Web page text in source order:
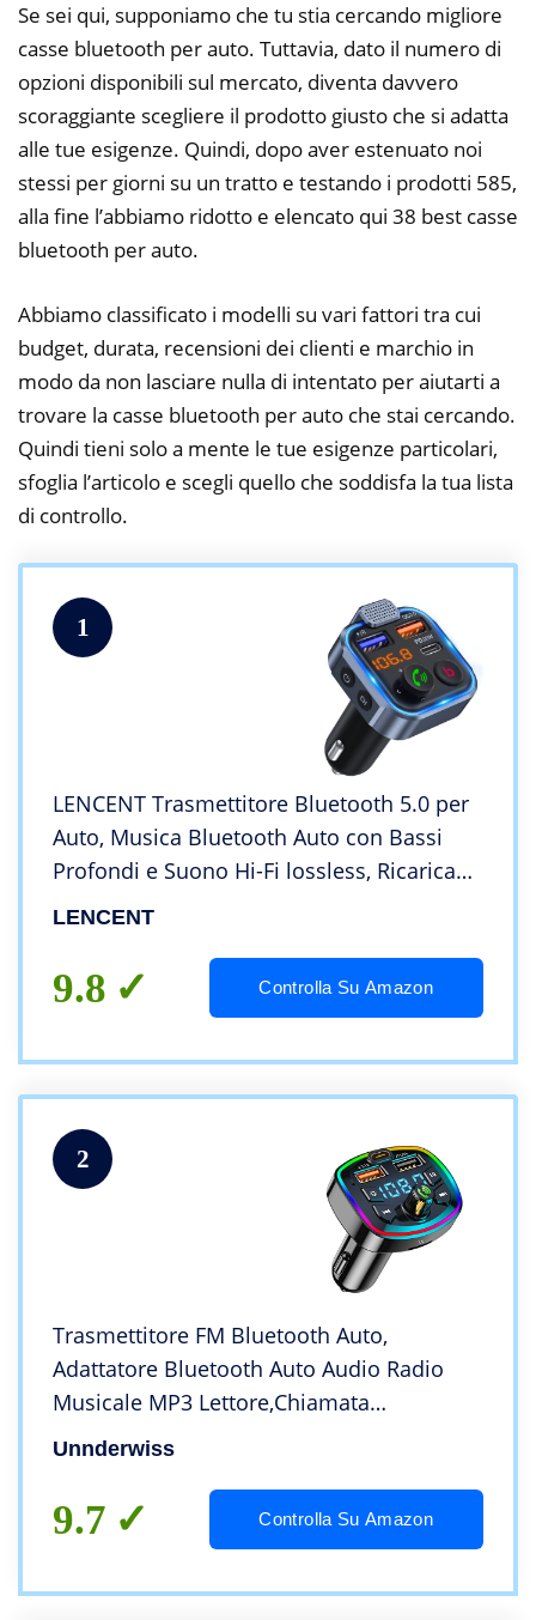
Se sei qui, supponiamo che tu stia cercando migliore
casse bluetooth per auto. Tuttavia, dato il numero di
opzioni disponibili sul mercato, diventa davvero
scoraggiante scegliere il prodotto giusto che si adatta
alle tue esigenze. Quindi, dopo aver estenuato noi
stessi per giorni su un tratto e testando i prodotti 585,
alla fine l’abbiamo ridotto e elencato qui 38 best casse
bluetooth per auto.
Abbiamo classificato i modelli su vari fattori tra cui
budget, durata, recensioni dei clienti e marchio in
modo da non lasciare nulla di intentato per aiutarti a
trovare la casse bluetooth per auto che stai cercando.
Quindi tieni solo a mente le tue esigenze particolari,
sfoglia l’articolo e scegli quello che soddisfa la tua lista
di controllo.
1
LENCENT Trasmettitore Bluetooth 5.0 per
Auto, Musica Bluetooth Auto con Bassi
Profondi e Suono Hi-Fi lossless, Ricarica
Rapida Tipo-C PD 20W e QC3.0, Supporto
LENCENT
9.8 Controlla Su Amazon
2
Trasmettitore FM Bluetooth Auto,
Adattatore Bluetooth Auto Audio Radio
Musicale MP3 Lettore,Chiamata
Vivavoce,Caricabatteria Auto,con 2 USB
Chiavetta USB
Unnderwiss
9.7 Controlla Su Amazon